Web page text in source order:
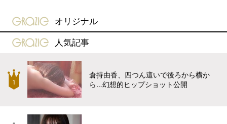
gravure-grazie
オリジナル
gravure-grazie
人気記事
倉持由香、四つん這いで後ろから横か
ら…幻想的ヒップショット公開